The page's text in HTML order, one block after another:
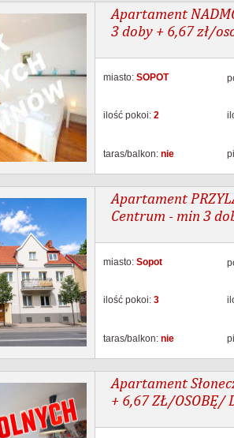
Apartament
3 doby + 6,67 zł/
miasto: SOPOT
ilość pokoi: 2
taras/balkon: nie
Apartament
Centrum - min 3
miasto: Sopot
ilość pokoi: 3
taras/balkon: nie
Apartament
+ 6,67 ZŁ/OSOBĘ/